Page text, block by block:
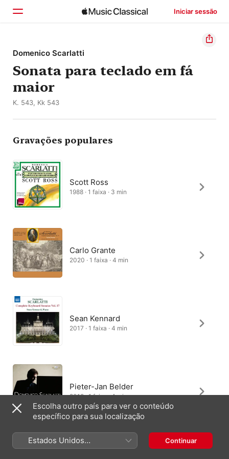
Iniciar sessão
Início
Explorar
Buscar
Domenico Scarlatti
Sonata para teclado em fá
maior
K. 543, Kk 543
Gravações populares
Scott Ross
1988 · 1 faixa · 3 min
Carlo Grante
2020 · 1 faixa · 4 min
Sean Kennard
2017 · 1 faixa · 4 min
Pieter-Jan Belder
2012 · 1 faixa · 4 min
Escolha outro país para ver o conteúdo
específico para sua localização
Estados Unidos
(Português Brasil)
Continuar